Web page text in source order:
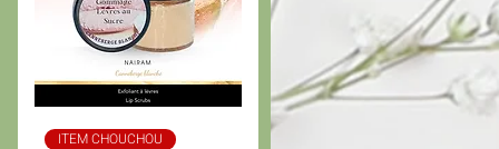
Aperçu rapide
ITEM CHOUCHOU